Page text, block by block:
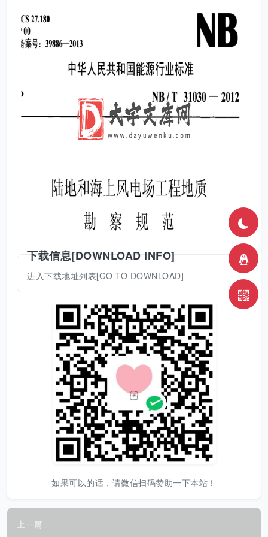
下载信息[DOWNLOAD INFO]
进入下载地址列表[GO TO DOWNLOAD]
如果可以的话，请微信扫码赞助一下本站！
上一篇